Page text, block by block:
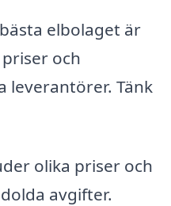
elbolaget är
och
leverantörer. Tänk
olika priser och
avgifter.